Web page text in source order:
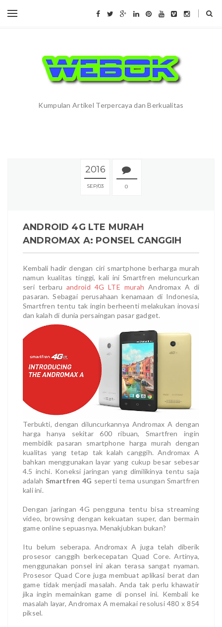
Kumpulan Artikel Terpercaya dan Berkualitas
2016
SEP 03 0
ANDROID 4G LTE MURAH
ANDROMAX A: PONSEL CANGGIH
Kembali hadir dengan ciri smartphone berharga murah
namun kualitas tinggi, kali ini Smartfren meluncurkan
seri terbaru android 4G LTE murah Andromax A di
pasaran. Sebagai perusahaan kenamaan di Indonesia,
Smartfren tentu tak ingin berheenti melakukan inovasi
dan kalah di dunia persaingan pasar gadget.
Terbukti, dengan diluncurkannya Andromax A dengan
harga hanya sekitar 600 ribuan, Smartfren ingin
membidik pasaran smartphone harga murah dengan
kualitas yang tetap tak kalah canggih. Andromax A
bahkan menggunakan layar yang cukup besar sebesar
4.5 inchi. Koneksi jaringan yang dimilikinya tentu saja
adalah Smartfren 4G seperti tema usungan Smartfren
kali ini.
Dengan jaringan 4G pengguna tentu bisa streaming
video, browsing dengan kekuatan super, dan bermain
game online sepuasnya. Menakjubkan bukan?
Itu belum seberapa. Andromax A juga telah diberik
prosesor canggih berkecepatan Quad Core. Artinya,
menggunakan ponsel ini akan terasa sangat nyaman.
Prosesor Quad Core juga membuat aplikasi berat dan
game tidak menjadi masalah. Anda tak perlu khawatir
jika ingin memainkan game di ponsel ini. Kembali ke
masalah layar, Andromax A memakai resolusi 480 x 854
piksel.